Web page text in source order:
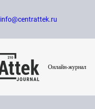
info@centrattek.ru
Онлайн-журнал